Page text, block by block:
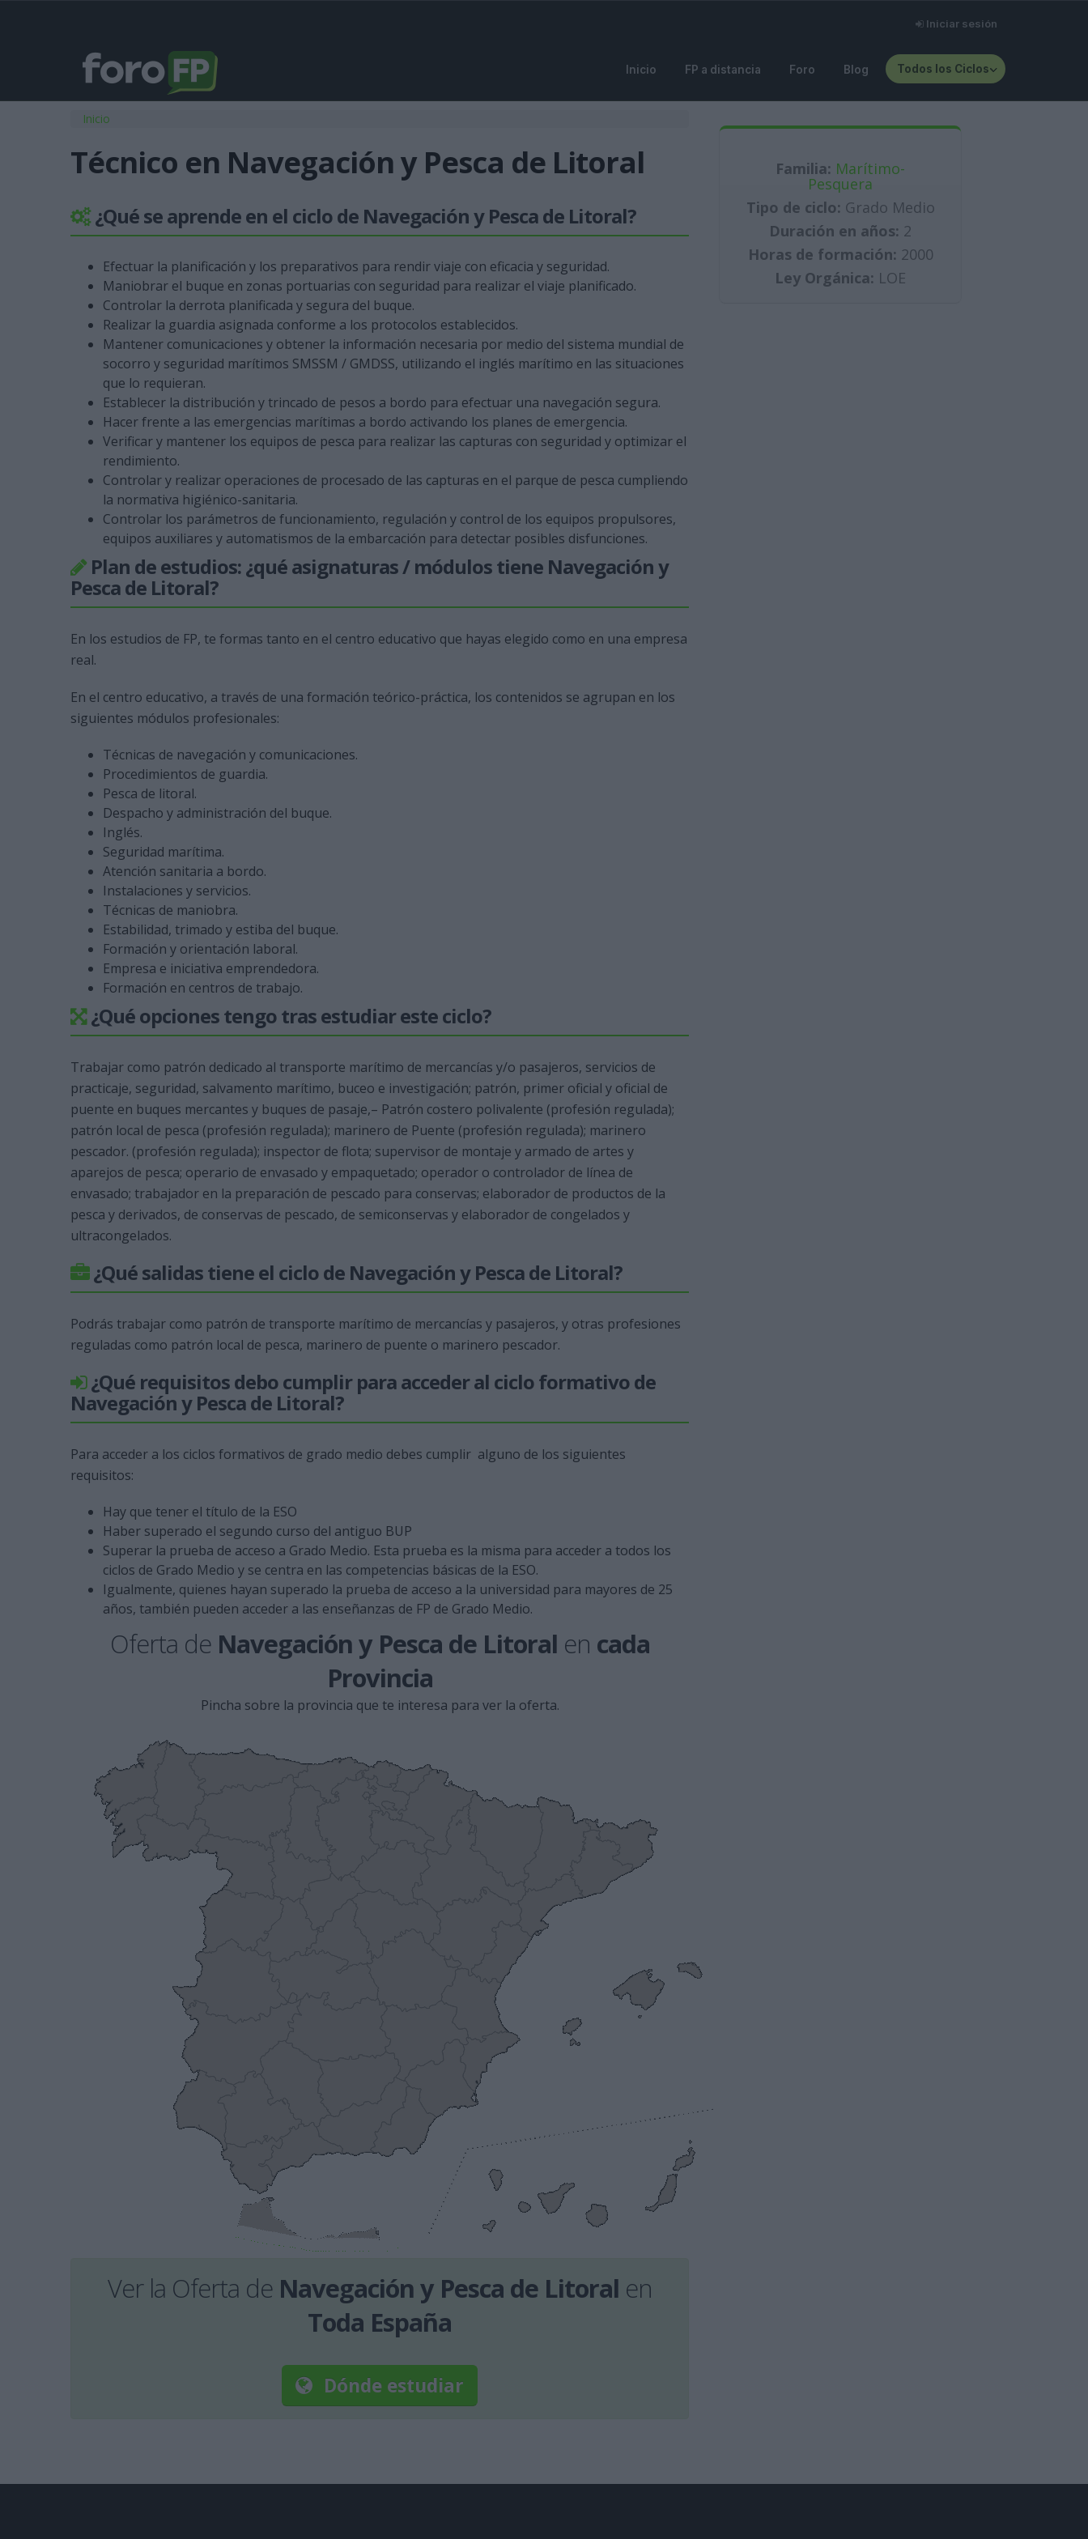
Iniciar sesión
Inicio FP a distancia Foro Blog Todos los Ciclos
Usted está aquí
Inicio
Técnico en Navegación y Pesca de Litoral
¿Qué se aprende en el ciclo de Navegación y Pesca de Litoral?
Efectuar la planificación y los preparativos para rendir viaje con eficacia y seguridad.
Maniobrar el buque en zonas portuarias con seguridad para realizar el viaje planificado.
Controlar la derrota planificada y segura del buque.
Realizar la guardia asignada conforme a los protocolos establecidos.
Mantener comunicaciones y obtener la información necesaria por medio del sistema mundial de
socorro y seguridad marítimos SMSSM / GMDSS, utilizando el inglés marítimo en las situaciones
que lo requieran.
Establecer la distribución y trincado de pesos a bordo para efectuar una navegación segura.
Hacer frente a las emergencias marítimas a bordo activando los planes de emergencia.
Verificar y mantener los equipos de pesca para realizar las capturas con seguridad y optimizar el
rendimiento.
Controlar y realizar operaciones de procesado de las capturas en el parque de pesca cumpliendo
la normativa higiénico-sanitaria.
Controlar los parámetros de funcionamiento, regulación y control de los equipos propulsores,
equipos auxiliares y automatismos de la embarcación para detectar posibles disfunciones.
Plan de estudios: ¿qué asignaturas / módulos tiene Navegación y
Pesca de Litoral?
En los estudios de FP, te formas tanto en el centro educativo que hayas elegido como en una empresa
real.
En el centro educativo, a través de una formación teórico-práctica, los contenidos se agrupan en los
siguientes módulos profesionales:
Técnicas de navegación y comunicaciones.
Procedimientos de guardia.
Pesca de litoral.
Despacho y administración del buque.
Inglés.
Seguridad marítima.
Atención sanitaria a bordo.
Instalaciones y servicios.
Técnicas de maniobra.
Estabilidad, trimado y estiba del buque.
Formación y orientación laboral.
Empresa e iniciativa emprendedora.
Formación en centros de trabajo.
¿Qué opciones tengo tras estudiar este ciclo?
Trabajar como patrón dedicado al transporte marítimo de mercancías y/o pasajeros, servicios de
practicaje, seguridad, salvamento marítimo, buceo e investigación; patrón, primer oficial y oficial de
puente en buques mercantes y buques de pasaje,– Patrón costero polivalente (profesión regulada);
patrón local de pesca (profesión regulada); marinero de Puente (profesión regulada); marinero
pescador. (profesión regulada); inspector de flota; supervisor de montaje y armado de artes y
aparejos de pesca; operario de envasado y empaquetado; operador o controlador de línea de
envasado; trabajador en la preparación de pescado para conservas; elaborador de productos de la
pesca y derivados, de conservas de pescado, de semiconservas y elaborador de congelados y
ultracongelados.
¿Qué salidas tiene el ciclo de Navegación y Pesca de Litoral?
Podrás trabajar como patrón de transporte marítimo de mercancías y pasajeros, y otras profesiones
reguladas como patrón local de pesca, marinero de puente o marinero pescador.
¿Qué requisitos debo cumplir para acceder al ciclo formativo de
Navegación y Pesca de Litoral?
Para acceder a los ciclos formativos de grado medio debes cumplir alguno de los siguientes
requisitos:
Hay que tener el título de la ESO
Haber superado el segundo curso del antiguo BUP
Superar la prueba de acceso a Grado Medio. Esta prueba es la misma para acceder a todos los
ciclos de Grado Medio y se centra en las competencias básicas de la ESO.
Igualmente, quienes hayan superado la prueba de acceso a la universidad para mayores de 25
años, también pueden acceder a las enseñanzas de FP de Grado Medio.
Oferta de Navegación y Pesca de Litoral en cada
Provincia
Pincha sobre la provincia que te interesa para ver la oferta.
Ver la Oferta de Navegación y Pesca de Litoral en
Toda España
Dónde estudiar
Familia: Marítimo-
Pesquera
Tipo de ciclo: Grado Medio
Duración en años: 2
Horas de formación: 2000
Ley Orgánica: LOE